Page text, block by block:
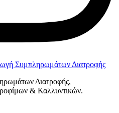
Διατροφής,
& Καλλυντικών.